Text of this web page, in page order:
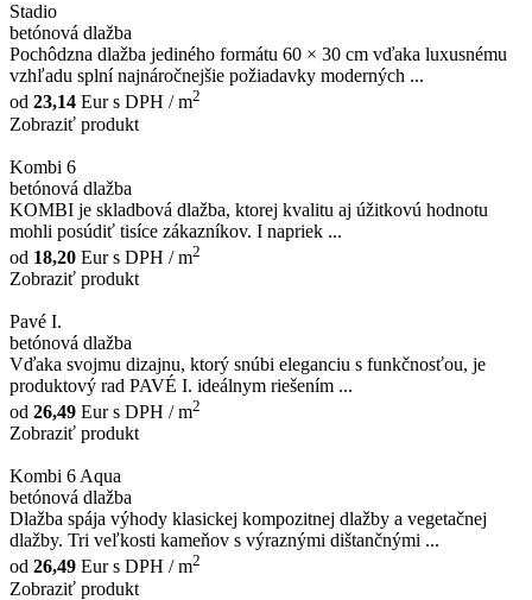
Stadio
betónová dlažba
Pochôdzna dlažba jediného formátu 60 × 30 cm vďaka luxusnému
vzhľadu splní najnáročnejšie požiadavky moderných ...
od 23,14 Eurs DPH / m2
Zobraziť produkt
Kombi 6
betónová dlažba
KOMBI je skladbová dlažba, ktorej kvalitu aj úžitkovú hodnotu
mohli posúdiť tisíce zákazníkov. I napriek ...
od 18,20 Eurs DPH / m2
Zobraziť produkt
Pavé I.
betónová dlažba
Vďaka svojmu dizajnu, ktorý snúbi eleganciu s funkčnosťou, je
produktový rad PAVÉ I. ideálnym riešením ...
od 26,49 Eurs DPH / m2
Zobraziť produkt
Kombi 6 Aqua
betónová dlažba
Dlažba spája výhody klasickej kompozitnej dlažby a vegetačnej
dlažby. Tri veľkosti kameňov s výraznými dištančnými ...
od 26,49 Eurs DPH / m2
Zobraziť produkt